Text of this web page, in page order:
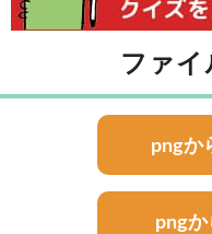
ファイ
pngか
png